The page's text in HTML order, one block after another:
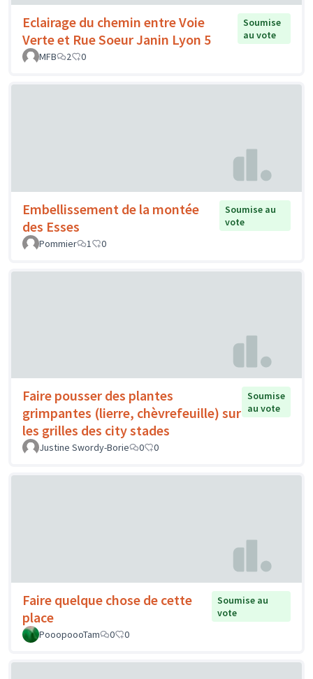
Eclairage du chemin entre Voie
Verte et Rue Soeur Janin Lyon 5
Soumise
au vote
MFB
2 0
Embellissement de la montée
des Esses
Soumise au
vote
Pommier
1 0
Faire pousser des plantes
grimpantes (lierre, chèvrefeuille) sur
les grilles des city stades
Soumise
au vote
Justine Swordy-Borie 0 0
Faire quelque chose de cette
place
Soumise au
vote
PooopoooTam
0 0